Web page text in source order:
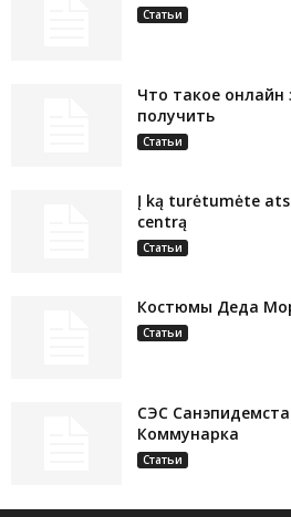
Статьи
Что такое онлайн
получить
Статьи
Į ką turėtumėte
centrą
Статьи
Костюмы Деда
Статьи
СЭС
Коммунарка
Статьи